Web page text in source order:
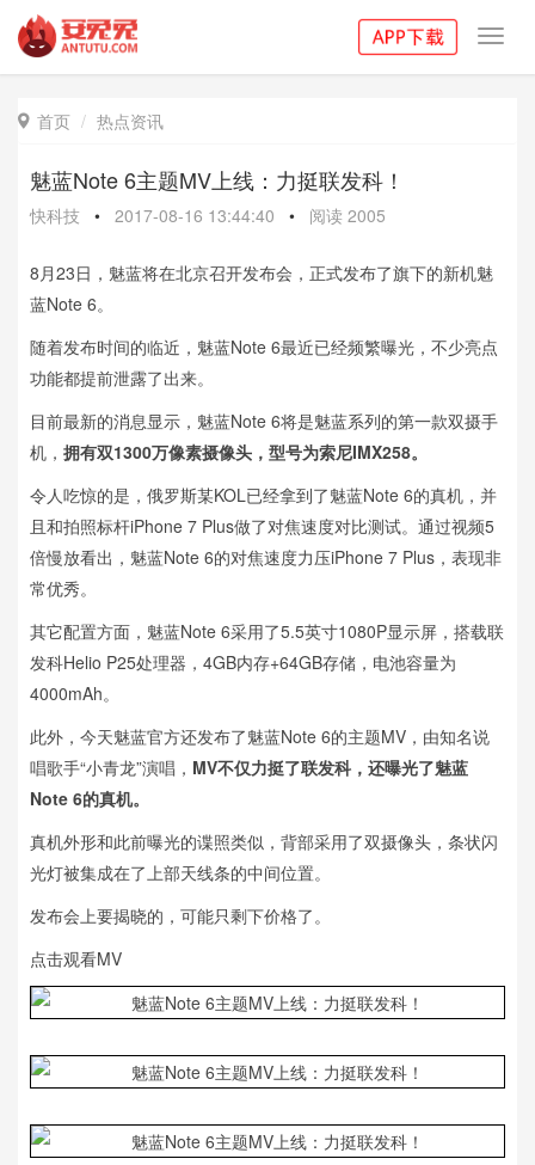
 首页 热点资讯
魅蓝Note 6主题MV上线：力挺联发科！
快科技 • 2017-08-16 13:44:40 • 阅读 2005
8月23日，魅蓝将在北京召开发布会，正式发布了旗下的新机魅
蓝Note 6。
随着发布时间的临近，魅蓝Note 6最近已经频繁曝光，不少亮点
功能都提前泄露了出来。
目前最新的消息显示，魅蓝Note 6将是魅蓝系列的第一款双摄手
机， 拥有双1300万像素摄像头，型号为索尼IMX258。
令人吃惊的是，俄罗斯某KOL已经拿到了魅蓝Note 6的真机，并
且和拍照标杆iPhone 7 Plus做了对焦速度对比测试。通过视频5
倍慢放看出，魅蓝Note 6的对焦速度力压iPhone 7 Plus，表现非
常优秀。
其它配置方面，魅蓝Note 6采用了5.5英寸1080P显示屏，搭载联
发科Helio P25处理器，4GB内存+64GB存储，电池容量为
4000mAh。
此外，今天魅蓝官方还发布了魅蓝Note 6的主题MV，由知名说
唱歌手“小青龙”演唱， MV不仅力挺了联发科，还曝光了魅蓝
Note 6的真机。
真机外形和此前曝光的谍照类似，背部采用了双摄像头，条状闪
光灯被集成在了上部天线条的中间位置。
发布会上要揭晓的，可能只剩下价格了。
点击观看MV